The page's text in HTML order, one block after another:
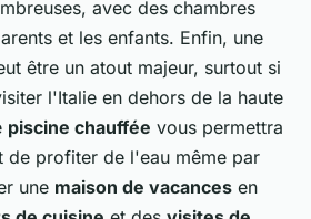
avec des chambres
et les enfants. Enfin, une
être un atout majeur, surtout si
l'Italie en dehors de la haute
piscine chauffée vous permettra
de profiter de l'eau même par
une maison de vacances en